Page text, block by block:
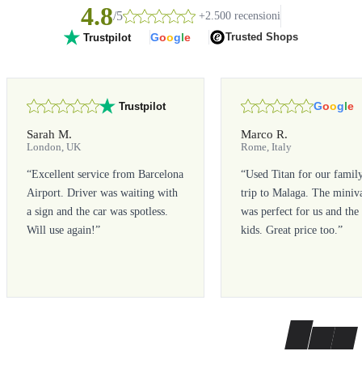
4.8/5 +2.500 recensioni
Trustpilot Google Trusted Shops
Trustpilot
Sarah M.
London, UK
“Excellent service from Barcelona
Airport. Driver was waiting with
a sign and the car was spotless.
Will use again!”
Google
Marco R.
Rome, Italy
“Used Titan for our
trip to Malaga. The
was perfect for us and the
kids. Great price too.”